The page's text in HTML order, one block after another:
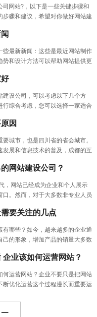
网站?，以下是一些关键步骤和
步骤和建议，希望对你做好网站建
些最新新闻：这些是最近网站制作
势和设计方法可以帮助网站提供更
建设公司，可以考虑以下几个方
行综合考虑，您可以选择一家适合
因
城市，也是四川省的省会城市。
发展和信息技术的普及，成都的互
网站建设公司？
，网站已经成为企业和个人展示
口。然而，对于大多数非专业人员
要关注的几点
有哪些？如今，越来越多的企业通
己的形象，增加产品的销量大多数
业该如何运营网站？
何运营网站？企业不要只是把网站
断优化运营这个过程漫长而重要运
—